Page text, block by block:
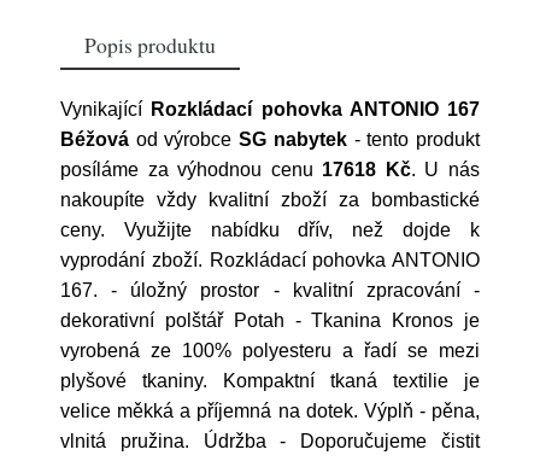
Popis produktu
Vynikající Rozkládací pohovka ANTONIO 167
Béžová od výrobceSG nabytek- tento produkt
posíláme za výhodnou cenu 17618 Kč. U nás
nakoupíte vždy kvalitní zboží za bombastické
ceny. Využijte nabídku dřív, než dojde k
vyprodání zboží. Rozkládací pohovka ANTONIO
167. - úložný prostor - kvalitní zpracování -
dekorativní polštář Potah - Tkanina Kronos je
vyrobená ze 100% polyesteru a řadí se mezi
plyšové tkaniny. Kompaktní tkaná textilie je
velice měkká a příjemná na dotek. Výplň - pěna,
vlnitá pružina. Údržba - Doporučujeme čistit